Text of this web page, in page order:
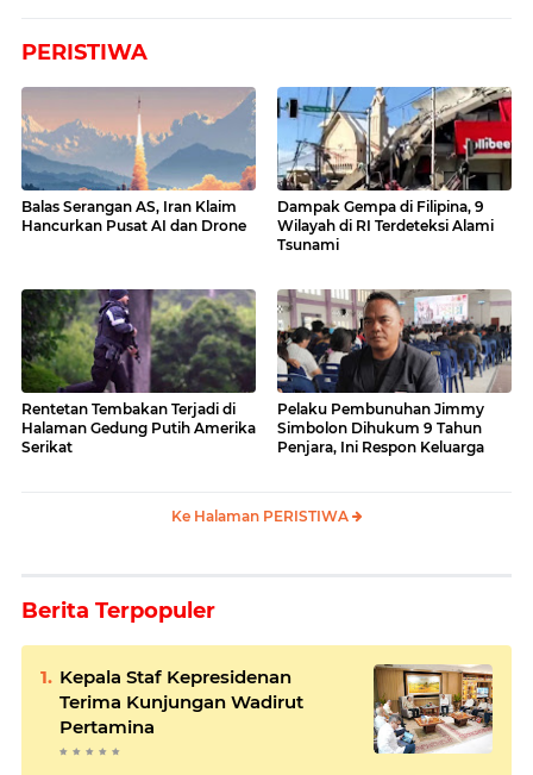
PERISTIWA
Balas Serangan AS, Iran Klaim
Hancurkan Pusat AI dan Drone
Dampak Gempa di Filipina, 9
Wilayah di RI Terdeteksi Alami
Tsunami
Rentetan Tembakan Terjadi di
Halaman Gedung Putih Amerika
Serikat
Pelaku Pembunuhan Jimmy
Simbolon Dihukum 9 Tahun
Penjara, Ini Respon Keluarga
Ke Halaman PERISTIWA
Berita Terpopuler
Kepala Staf Kepresidenan
Terima Kunjungan Wadirut
Pertamina